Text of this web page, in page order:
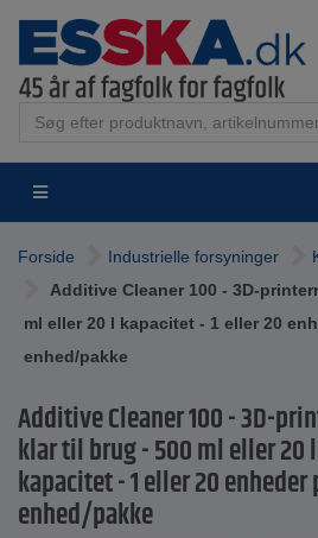
Forside Industrielle forsyninger
Additive Cleaner 100 - 3D-
ml eller 20 l kapacitet - 1 eller 20
enhed/pakke
Additive Cleaner 100 - 3D-
klar til brug - 500 ml eller 20 l
kapacitet - 1 eller 20
enhed/pakke